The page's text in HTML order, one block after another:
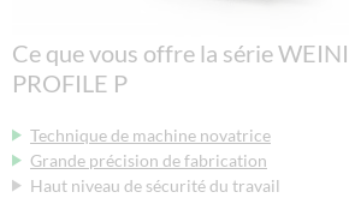
Ce que vous offre la série
PROFILE P
Technique de machine novatrice
Grande précision de fabrication
Haut niveau de sécurité du travail